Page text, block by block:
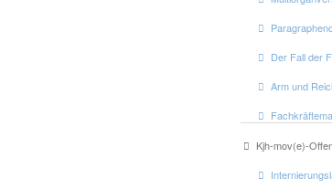
Der Fall der
Arm und
Kjh-mov(e)-